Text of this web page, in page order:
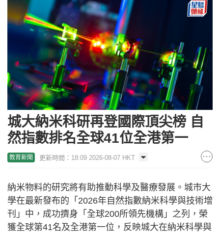
城大納米科研再登國際頂尖榜 自
然指數排名全球41位全港第一
教育新聞 更新時間：18:09 2026-08-07 HKT
納米物料的研究將有助推動科學及醫療發展。城市大
學在最新發布的「2026年自然指數納米科學與技術增
刊」中，成功擠身「全球200所領先機構」之列，榮
獲全球第41名及全港第一位，反映城大在納米科學與